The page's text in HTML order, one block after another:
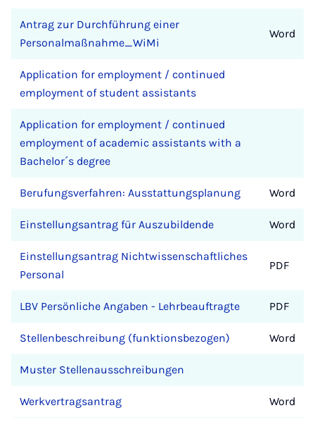
Antrag zur Durchführung einer
Personalmaßnahme_WiMi
Word
Application for employment / continued
employment of student assistants
Application for employment / continued
employment of academic assistants with a
Bachelor´s degree
Berufungsverfahren: Ausstattungsplanung Word
Einstellungsantrag für Auszubildende Word
Einstellungsantrag Nichtwissenschaftliches
Personal
PDF
LBV Persönliche Angaben - Lehrbeauftragte PDF
Stellenbeschreibung (funktionsbezogen) Word
Muster Stellenausschreibungen
Werkvertragsantrag Word